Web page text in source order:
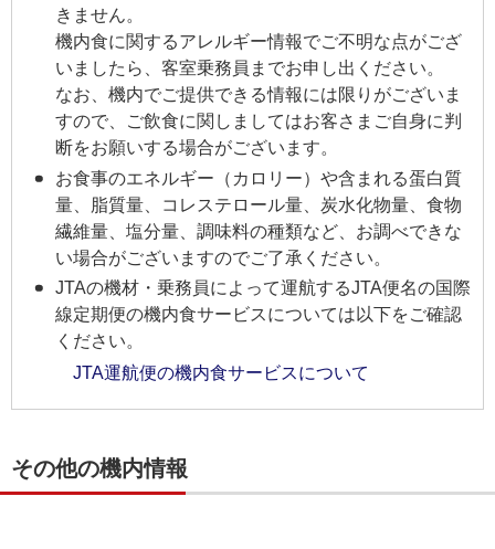
きません。
機内食に関するアレルギー情報でご不明な点がござ
いましたら、客室乗務員までお申し出ください。
なお、機内でご提供できる情報には限りがございま
すので、ご飲食に関しましてはお客さまご自身に判
断をお願いする場合がございます。
お食事のエネルギー（カロリー）や含まれる蛋白質
量、脂質量、コレステロール量、炭水化物量、食物
繊維量、塩分量、調味料の種類など、お調べできな
い場合がございますのでご了承ください。
JTAの機材・乗務員によって運航するJTA便名の国際
線定期便の機内食サービスについては以下をご確認
ください。
JTA運航便の機内食サービスについて
その他の機内情報